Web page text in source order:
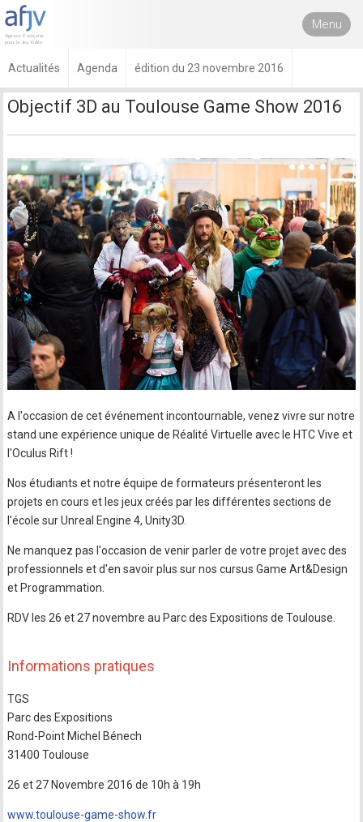
Menu
Actualités Agenda édition du 23 novembre 2016
Objectif 3D au Toulouse Game Show 2016
A l'occasion de cet événement incontournable, venez vivre sur notre
stand une expérience unique de Réalité Virtuelle avec le HTC Vive et
l'Oculus Rift !
Nos étudiants et notre équipe de formateurs présenteront les
projets en cours et les jeux créés par les différentes sections de
l'école sur Unreal Engine 4, Unity3D.
Ne manquez pas l'occasion de venir parler de votre projet avec des
professionnels et d'en savoir plus sur nos cursus Game Art&Design
et Programmation.
RDV les 26 et 27 novembre au Parc des Expositions de Toulouse.
Informations pratiques
TGS
Parc des Expositions
Rond-Point Michel Bénech
31400 Toulouse
26 et 27 Novembre 2016 de 10h à 19h
www.toulouse-game-show.fr